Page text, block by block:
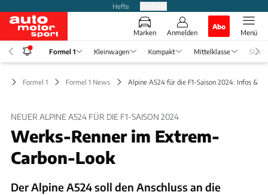
Hefte
Marken Anmelden
Abo
Menü
Formel 1 Kleinwagen Kompakt Mittelklasse SUV
Formel 1 Formel 1 News Alpine A524 für die F1-Saison 2024: Infos &
NEUER ALPINE A524 FÜR DIE F1-SAISON 2024
Werks-Renner im Extrem-
Carbon-Look
Der Alpine A524 soll den Anschluss an die